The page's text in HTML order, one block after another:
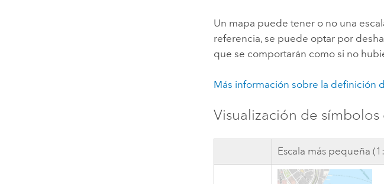
Un mapa puede tener o no una
referencia, se puede optar por
que se comportarán como si no
Más información sobre la definición
Visualización de símbolos
Escala más pequeña